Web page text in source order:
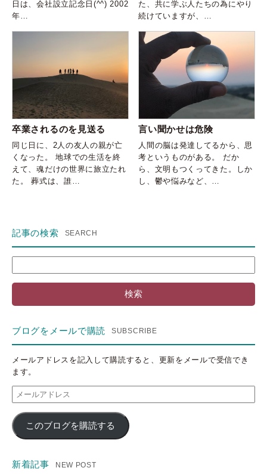
日は、会社設立記念日(^^) 2002
年…
た、共に学ぶ人たちの為にやり
続けていますが、…
卒業されるのを見送る
同じ日に、2人の友人の親が亡
くなった。 地球での生活を終
えて、魂だけの世界に旅立たれ
た。 葬式は、誰…
言い聞かせは危険
人間の脳は発達してるから、思
考というものがある。 だか
ら、文明もつくってきた。しか
し、鬱や悩みなど、…
記事の検索
索:
ブログをメールで購読
メールアドレスを記入して購読すると、更新をメールで受信でき
ます。
ー
ル
ア
ド
ス
このブログを購読する
新着記事